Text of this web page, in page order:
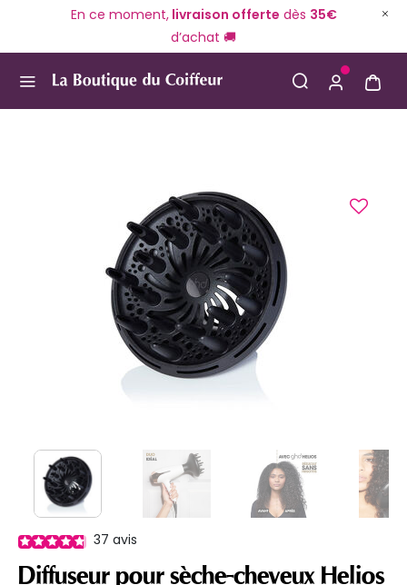
En ce moment,livraison offerte dès 35€
d’achat 🚚
37 avis
Diffuseur pour sèche-cheveux Helios